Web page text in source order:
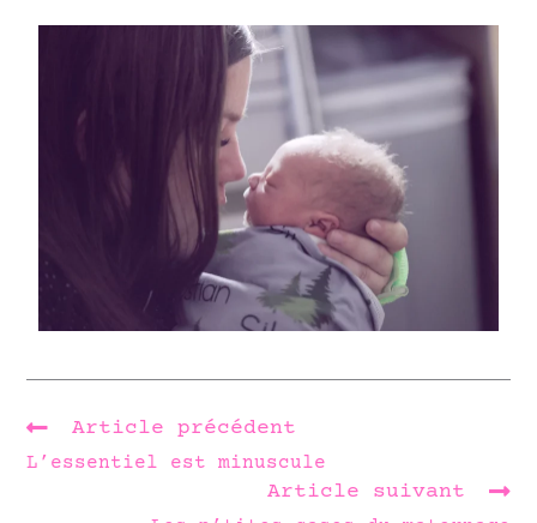
Article précédent
L’essentiel est minuscule
Article suivant